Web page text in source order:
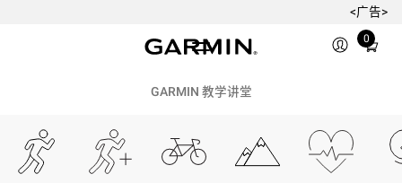
<广告>
0
Total
items
GARMIN 教学讲堂